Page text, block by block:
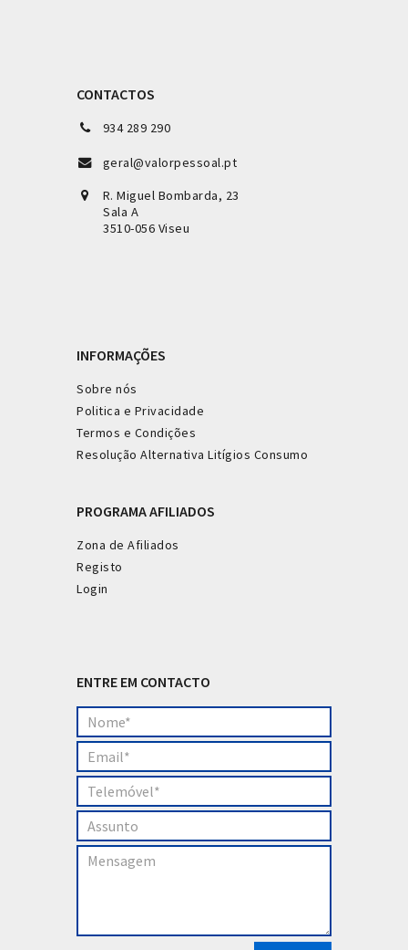
CONTACTOS
934 289 290
geral@valorpessoal.pt
R. Miguel Bombarda, 23
Sala A
3510-056 Viseu
INFORMAÇÕES
Sobre nós
Politica e Privacidade
Termos e Condições
Resolução Alternativa Litígios Consumo
PROGRAMA AFILIADOS
Zona de Afiliados
Registo
Login
ENTRE EM CONTACTO